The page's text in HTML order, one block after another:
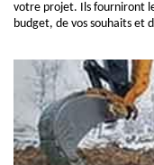
votre projet. Ils fourniront
budget, de vos souhaits et